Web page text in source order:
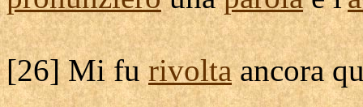
[26] Mi furivoltaancora